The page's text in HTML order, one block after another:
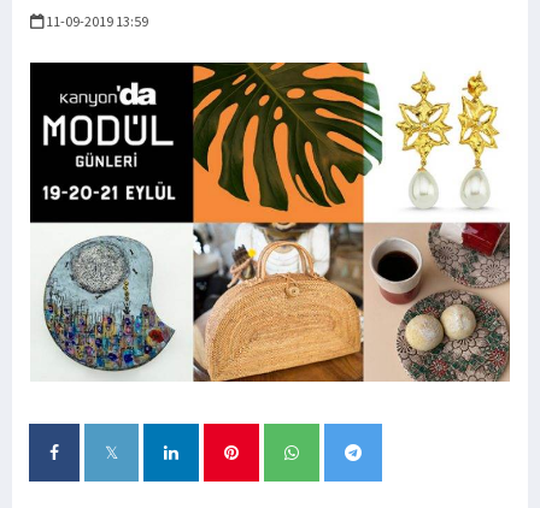
11-09-2019 13:59